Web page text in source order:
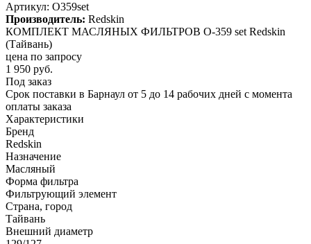
Артикул: O359set
Производитель: Redskin
КОМПЛЕКТ МАСЛЯНЫХ ФИЛЬТРОВ O-359 set Redskin
(Тайвань)
цена по запросу
1 950 руб.
Под заказ
Срок поставки в Барнаул от 5 до 14 рабочих дней с момента
оплаты заказа
Характеристики
Бренд
Redskin
Назначение
Масляный
Форма фильтра
Фильтрующий элемент
Страна, город
Тайвань
Внешний диаметр